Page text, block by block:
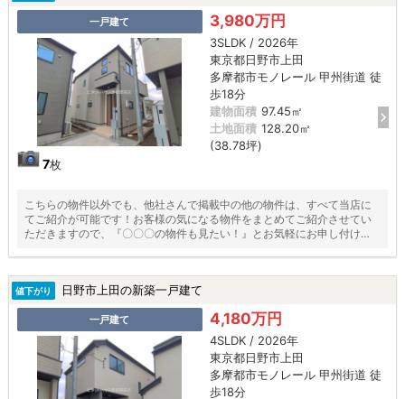
一戸建て
7枚
3,980万円
3SLDK / 2026年
東京都日野市上田
多摩都市モノレール 甲州街道 徒
歩18分
建物面積 97.45㎡
土地面積 128.20㎡
(38.78坪)
こちらの物件以外でも、他社さんで掲載中の他の物件は、すべて当店に
てご紹介が可能です！お客様の気になる物件をまとめてご紹介させてい
ただきますので、『〇〇〇の物件も見たい！』とお気軽にお申し付けく
値下がり 日野市上田の新築一戸建て
一戸建て 4,180万円
4SLDK / 2026年
東京都日野市上田
多摩都市モノレール 甲州街道 徒
歩18分